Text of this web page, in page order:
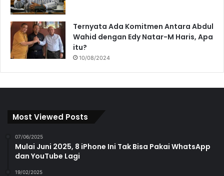
Ternyata Ada Komitmen Antara Abdul
Wahid dengan Edy Natar-M Haris, Apa
itu?
10/08/2024
Most Viewed Posts
07/06/2025
Mulai Juni 2025, 8 iPhone Ini Tak Bisa Pakai WhatsApp
dan YouTube Lagi
19/02/2025